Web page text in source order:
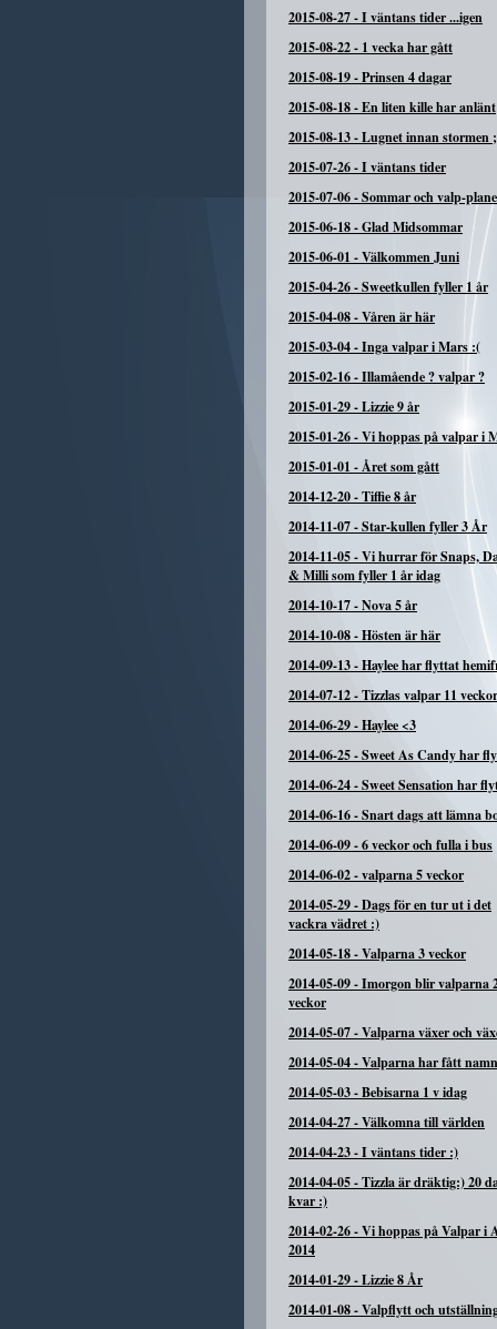
2015-08-27-I väntans tider ...igen
2015-08-22- 1 vecka har gått
2015-08-19-Prinsen 4 dagar
2015-08-18-En liten kille har anlänt
2015-08-13-Lugnet innan stormen
2015-07-26-I väntans tider
2015-07-06-Sommar och valp-
2015-06-18-Glad Midsommar
2015-06-01 -Välkommen Juni
2015-04-26-Sweetkullen fyller 1 år
2015-04-08-Våren är här
2015-03-04-Inga valpar i Mars :(
2015-02-16-Illamående ? valpar ?
2015-01-29-Lizzie 9 år
2015-01-26-Vi hoppas på valpar i
2015-01-01 -Året som gått
2014-12-20-Tiffie 8 år
2014-11-07-Star-kullen fyller 3 År
2014-11-05-Vi hurrar för Snaps,
& Milli som fyller 1 år idag
2014-10-17-Nova 5 år
2014-10-08-Hösten är här
2014-09-13-Haylee har flyttat
2014-07-12-Tizzlas valpar 11 veckor
2014-06-29-Haylee <3
2014-06-25-Sweet As Candy har
2014-06-24-Sweet Sensation har
2014-06-16-Snart dags att lämna
2014-06-09-6 veckor och fulla i bus
2014-06-02-valparna 5 veckor
2014-05-29-Dags för en tur ut i det
vackra vädret :)
2014-05-18-Valparna 3 veckor
2014-05-09-Imorgon blir valparna
veckor
2014-05-07-Valparna växer och
2014-05-04-Valparna har fått
2014-05-03-Bebisarna 1 v idag
2014-04-27-Välkomna till världen
2014-04-23-I väntans tider :)
2014-04-05-Tizzla är dräktig:) 20
kvar :)
2014-02-26-Vi hoppas på Valpar i
2014
2014-01-29-Lizzie 8 År
2014-01-08-Valpflytt och